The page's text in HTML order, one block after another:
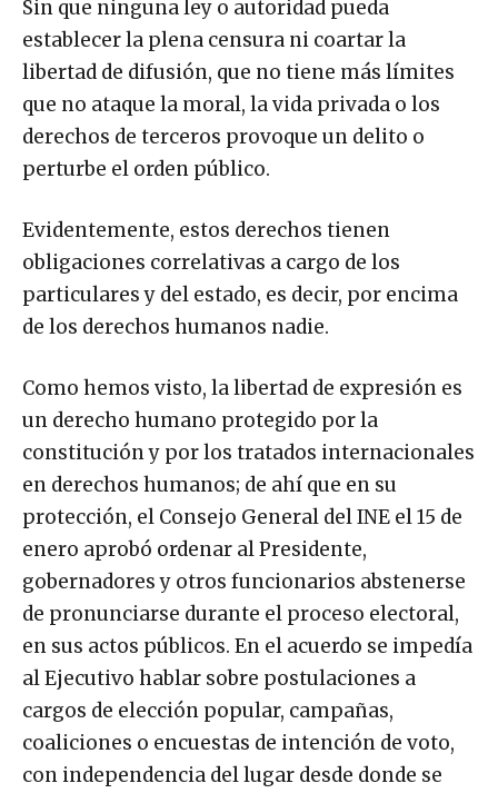
Sin que ninguna ley o autoridad pueda
establecer la plena censura ni coartar la
libertad de difusión, que no tiene más límites
que no ataque la moral, la vida privada o los
derechos de terceros provoque un delito o
perturbe el orden público.
Evidentemente, estos derechos tienen
obligaciones correlativas a cargo de los
particulares y del estado, es decir, por encima
de los derechos humanos nadie.
Como hemos visto, la libertad de expresión es
un derecho humano protegido por la
constitución y por los tratados internacionales
en derechos humanos; de ahí que en su
protección, el Consejo General del INE el 15 de
enero aprobó ordenar al Presidente,
gobernadores y otros funcionarios abstenerse
de pronunciarse durante el proceso electoral,
en sus actos públicos. En el acuerdo se impedía
al Ejecutivo hablar sobre postulaciones a
cargos de elección popular, campañas,
coaliciones o encuestas de intención de voto,
con independencia del lugar desde donde se